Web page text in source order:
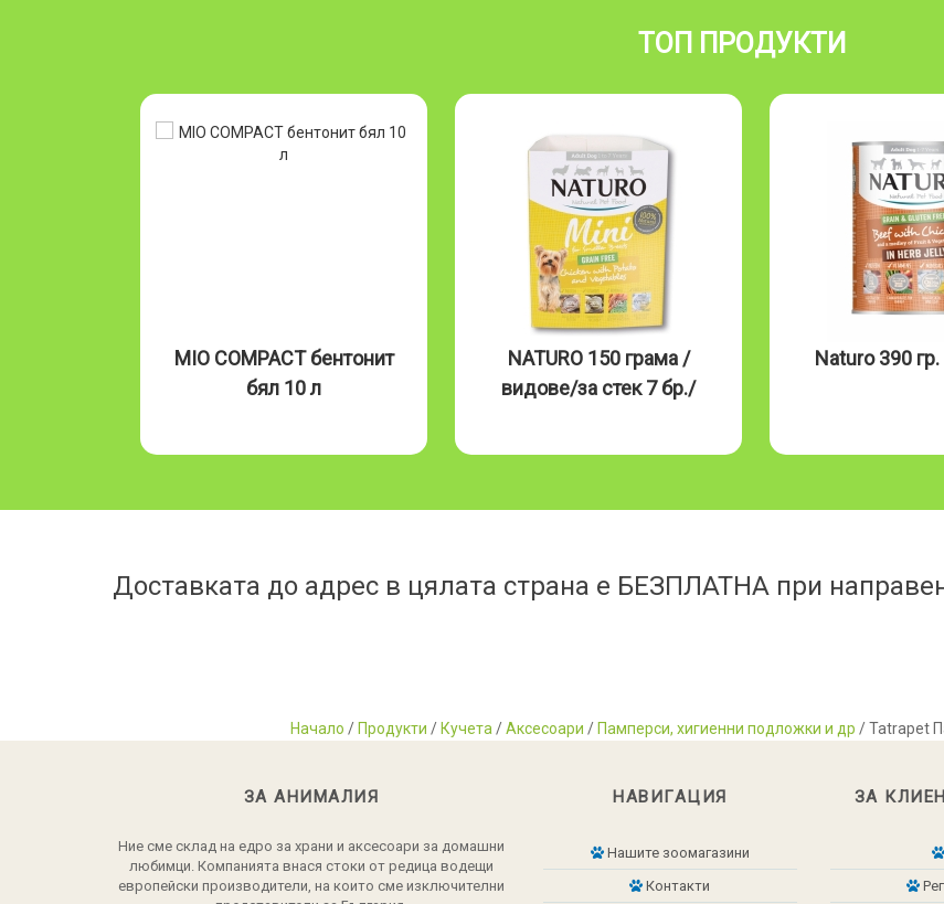
ТОП ПРОДУКТИ
MIO COMPACT бентонит
бял 10 л
NATURO 150 грама /
видове/за стек 7 бр./
Naturo 390
Доставката до адрес в цялата страна е БЕЗПЛАТНА при
Начало / Продукти / Кучета /Аксесоари / Памперси, хигиенни подложки и др / Tatrapet
ЗА АНИМАЛИЯ
Ние сме склад на едро за храни и аксесоари за домашни
любимци. Компанията внася стоки от редица водещи
европейски производители, на които сме изключителни
НАВИГАЦИЯ
Нашите зоомагазини
Контакти
ЗА